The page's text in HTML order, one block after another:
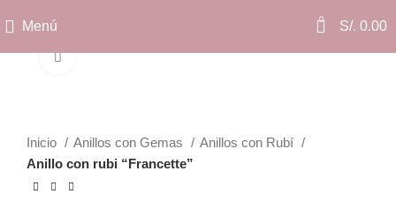
Menú 0 S/. 0.00
Clic para ampliar
Inicio Anillos con Gemas
Anillos con Rubí
Anillo con rubi “Francette”